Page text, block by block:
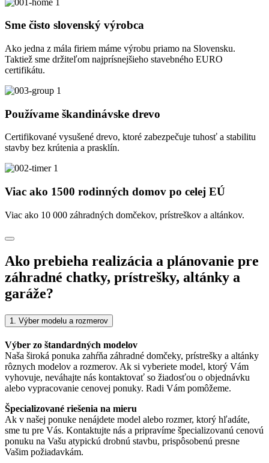
Sme čisto slovenský výrobca
Ako jedna z mála firiem máme výrobu priamo na Slovensku.
Taktiež sme držiteľom najprísnejšieho stavebného EURO
certifikátu.
Používame škandinávske drevo
Certifikované vysušené drevo, ktoré zabezpečuje tuhosť a stabilitu
stavby bez krútenia a prasklín.
Viac ako 1500 rodinných domov po celej EÚ
Viac ako 10 000 záhradných domčekov, prístreškov a altánkov.
Ako prebieha realizácia a plánovanie pre
záhradné chatky, prístrešky, altánky a
garáže?
1. Výber modelu a rozmerov
Výber zo štandardných modelov
Naša široká ponuka zahŕňa záhradné domčeky, prístrešky a altánky
rôznych modelov a rozmerov. Ak si vyberiete model, ktorý Vám
vyhovuje, neváhajte nás kontaktovať so žiadosťou o objednávku
alebo vypracovanie cenovej ponuky. Radi Vám pomôžeme.
Špecializované riešenia na mieru
Ak v našej ponuke nenájdete model alebo rozmer, ktorý hľadáte,
sme tu pre Vás. Kontaktujte nás a pripravíme špecializovanú cenovú
ponuku na Vašu atypickú drobnú stavbu, prispôsobenú presne
Vašim požiadavkám.